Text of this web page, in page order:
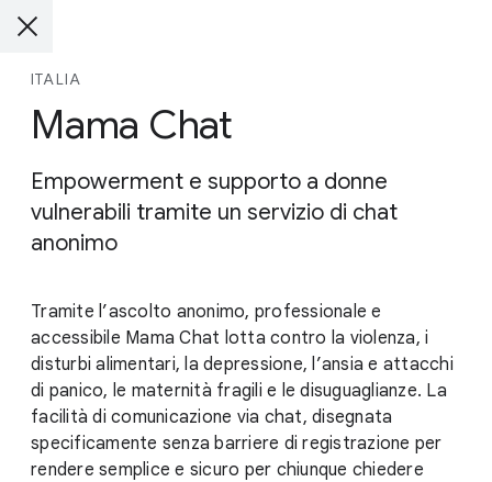
ITALIA
Mama Chat
Empowerment e supporto a donne
vulnerabili tramite un servizio di chat
anonimo
Tramite l’ascolto anonimo, professionale e
accessibile Mama Chat lotta contro la violenza, i
disturbi alimentari, la depressione, l’ansia e attacchi
di panico, le maternità fragili e le disuguaglianze. La
facilità di comunicazione via chat, disegnata
specificamente senza barriere di registrazione per
rendere semplice e sicuro per chiunque chiedere